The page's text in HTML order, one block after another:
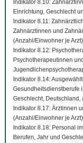
Indikator 8.10:
Einrichtung, Geschlecht
Indikator 8.11:
Zahnärztinnen und
(Anzahl/Einwohner je
Indikator 8.12:
Psychotherapeutinnen
Indikator 8.14:
Gesundheitsdienstberufe
Geschlecht, Deutschland,
Indikator 8.17: Ärztinnen
(Anzahl/Einwohner je
Indikator 8.18: Personal
Berufen, Jahr und